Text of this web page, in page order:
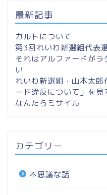
最新記事
カルトについて
第3回れいわ新選組代表
それはアルファードが
い
れいわ新選組・山本太
ード違反について」を見
なんたらミサイル
カテゴリー
不思議な話